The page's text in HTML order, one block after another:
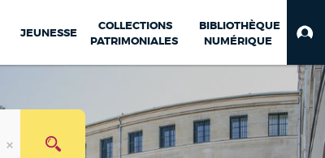
JEUNESSE
COLLECTIONS
PATRIMONIALES
BIBLIOTHÈQUE
NUMÉRIQUE